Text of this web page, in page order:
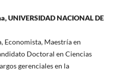
UNIVERSIDAD NACIONAL DE
Economista, Maestría en
Doctoral en Ciencias
gerenciales en la